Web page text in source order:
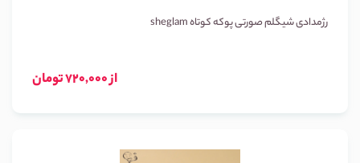
رژمدادی شیگلم صورتی پوکه کوتاه sheglam
از 720,000 تومان